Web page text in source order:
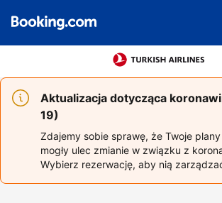
Aktualizacja dotycząca
19)
Zdajemy sobie sprawę, że Twoje
mogły ulec zmianie w związku z
Wybierz rezerwację, aby nią